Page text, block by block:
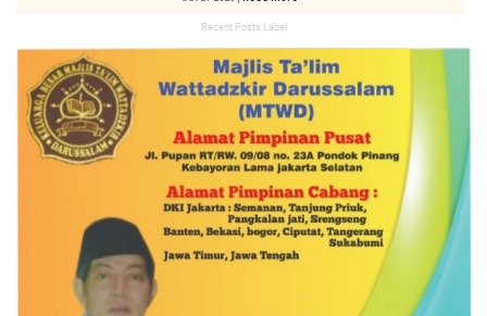
Recent Posts Label